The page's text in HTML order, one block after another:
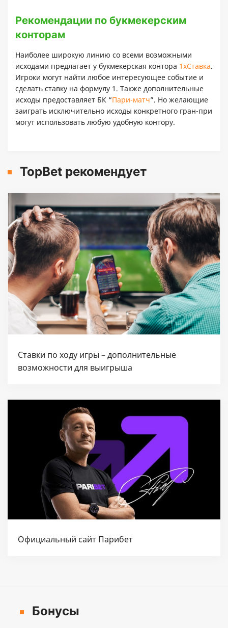
Рекомендации по букмекерским
конторам
Наиболее широкую линию со всеми возможными
исходами предлагает у букмекерская контора 1xСтавка.
Игроки могут найти любое интересующее событие и
сделать ставку на формулу 1. Также дополнительные
исходы предоставляет БК “Пари-матч”. Но желающие
заиграть исключительно исходы конкретного гран-при
могут использовать любую удобную контору.
TopBet рекомендует
Ставки по ходу игры – дополнительные
возможности для выигрыша
Официальный сайт Парибет
Бонусы